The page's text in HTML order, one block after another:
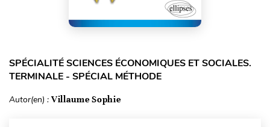
SPÉCIALITÉ SCIENCES ÉCONOMIQUES ET SOCIALES.
TERMINALE - SPÉCIAL MÉTHODE
Autor(en) : Villaume Sophie